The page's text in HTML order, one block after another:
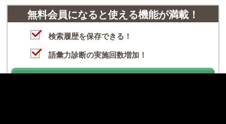
無料会員になると使える機能が満載！
検索履歴を保存できる！
語彙力診断の実施回数増加！